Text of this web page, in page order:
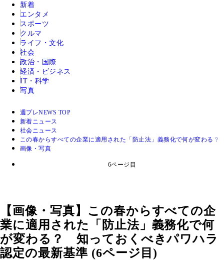
新着
エンタメ
スポーツ
クルマ
ライフ・文化
社会
政治・国際
経済・ビジネス
IT・科学
写真
週プレNEWS TOP
新着ニュース
社会ニュース
この春からすべての企業に適用された「防止法」義務化で何が変わる
画像・写真
6ページ目
【画像・写真】この春からすべての企
業に適用された「防止法」義務化で何
が変わる？ 知っておくべきパワハラ
認定の最新基準 (6ページ目)